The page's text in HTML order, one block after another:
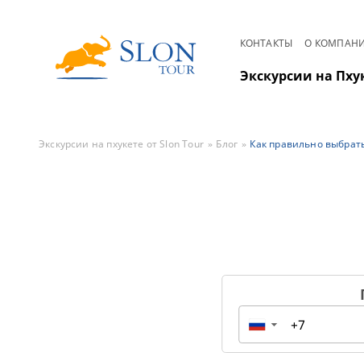
КОНТАКТЫ О
Экскурсии на
Экскурсии на пхукете от Slon Tour Блог Как правильно
▼